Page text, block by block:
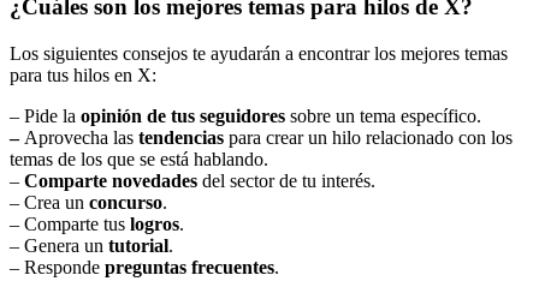
¿Cuáles son los mejores temas para hilos de X?
Los siguientes consejos te ayudarán a encontrar los mejores temas
para tus hilos en X:
– Pide la opinión de tus seguidores sobre un tema específico.
– Aprovecha las tendencias para crear un hilo relacionado con los
temas de los que se está hablando.
– Comparte novedades del sector de tu interés.
– Crea un concurso.
– Comparte tus logros.
– Genera un tutorial.
– Responde preguntas frecuentes.